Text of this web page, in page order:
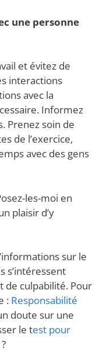
une personne
et évitez de
interactions
avec la
Informez
Prenez soin de
de l’exercice,
avec des gens
les-moi en
plaisir d’y
sur le
s’intéressent
culpabilité. Pour
: Responsabilité
doute sur une
le test pour
?